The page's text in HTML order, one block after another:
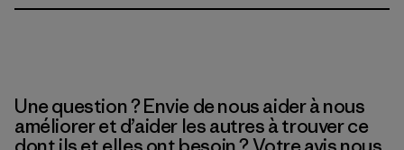
Une question ? Envie de nous aider à nous
améliorer et d’aider les autres à trouver ce